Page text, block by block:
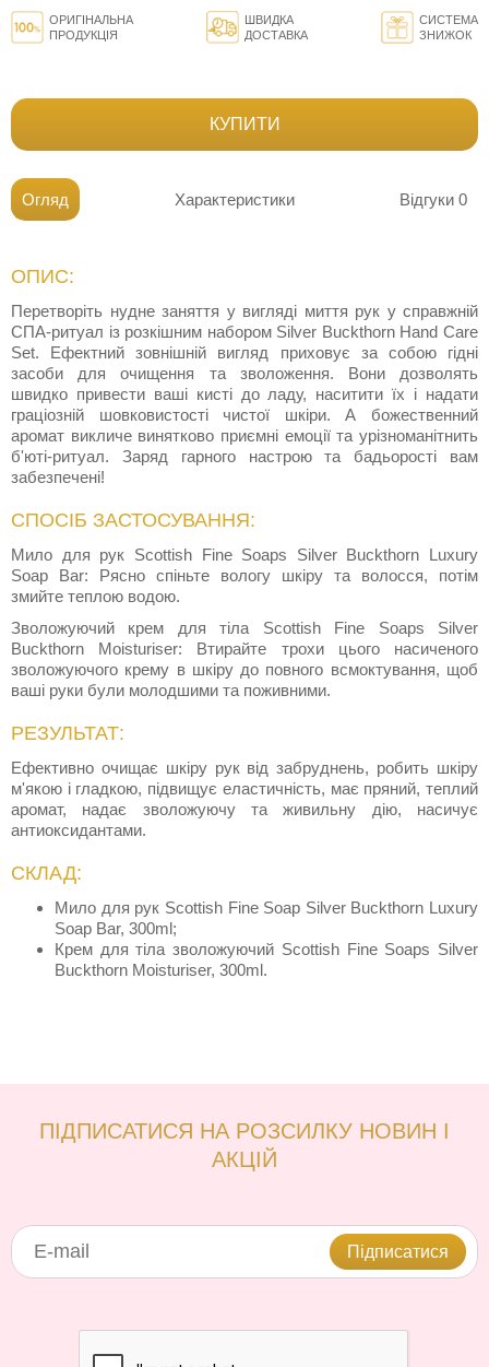
ОРИГІНАЛЬНА
ПРОДУКЦІЯ
ШВИДКА
ДОСТАВКА
СИСТЕМА
ЗНИЖОК
КУПИТИ
Огляд Характеристики Відгуки 0
ОПИС:
Перетворіть нудне заняття у вигляді миття рук у справжній
СПА-ритуал із розкішним набором Silver Buckthorn Hand Care
Set. Ефектний зовнішній вигляд приховує за собою гідні
засоби для очищення та зволоження. Вони дозволять
швидко привести ваші кисті до ладу, наситити їх і надати
граціозній шовковистості чистої шкіри. А божественний
аромат викличе винятково приємні емоції та урізноманітнить
б'юті-ритуал. Заряд гарного настрою та бадьорості вам
забезпечені!
СПОСІБ ЗАСТОСУВАННЯ:
Мило для рук Scottish Fine Soaps Silver Buckthorn Luxury
Soap Bar: Рясно спіньте вологу шкіру та волосся, потім
змийте теплою водою.
Зволожуючий крем для тіла Scottish Fine Soaps Silver
Buckthorn Moisturiser: Втирайте трохи цього насиченого
зволожуючого крему в шкіру до повного всмоктування, щоб
ваші руки були молодшими та поживними.
РЕЗУЛЬТАТ:
Ефективно очищає шкіру рук від забруднень, робить шкіру
м'якою і гладкою, підвищує еластичність, має пряний, теплий
аромат, надає зволожуючу та живильну дію, насичує
антиоксидантами.
СКЛАД:
Мило для рук Scottish Fine Soap Silver Buckthorn Luxury
Soap Bar, 300ml;
Крем для тіла зволожуючий Scottish Fine Soaps Silver
Buckthorn Moisturiser, 300ml.
ПІДПИСАТИСЯ НА РОЗСИЛКУ НОВИН І
АКЦІЙ
Підписатися